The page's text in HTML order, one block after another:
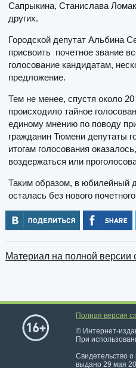
Сапрыкина, Станислава
других.
Городской депутат Альбина
присвоить почетное звание
голосование кандидатам,
предложение.
Тем не менее, спустя около
происходило тайное
единому мнению по поводу
гражданин Тюмени депутаты
итогам голосования
воздержаться или
Таким образом, в юбилейный
осталась без нового
Материал на полной версии
Полная версия
© Интернет-
При
Свидетельство
выдано 29 мая